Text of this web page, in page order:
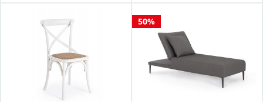
50%